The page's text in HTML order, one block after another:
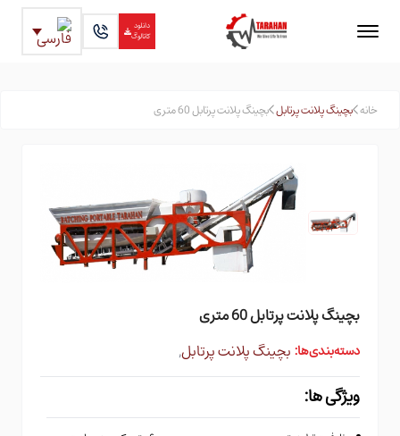
دانلود
کاتالوگ
خانه بچینگ پلانت پرتابل بچینگ پلانت پرتابل 60 متری
بچینگ پلانت پرتابل 60 متری
دسته‌بندی‌ها:بچینگ پلانت پرتابل,
ویژگی ها: